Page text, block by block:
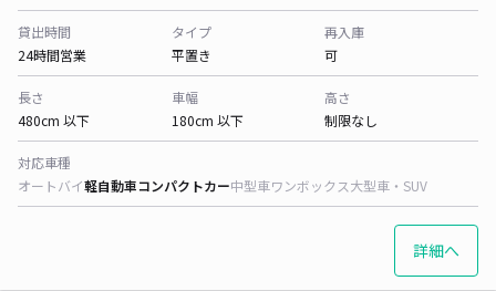
貸出時間
24時間営業
タイプ
平置き
再入庫
可
長さ
480cm 以下
車幅
180cm 以下
高さ
制限なし
対応車種
オートバイ軽自動車コンパクトカー中型車ワンボックス大型車・SUV
詳細へ